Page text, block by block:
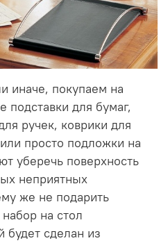
иначе, покупаем на
подставки для бумаг,
ручек, коврики для
просто подложки на
уберечь поверхность
неприятных
же не подарить
на стол
будет сделан из